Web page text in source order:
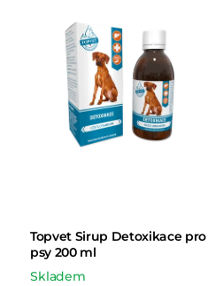
Topvet Sirup Detoxikace pro
psy 200 ml
Skladem